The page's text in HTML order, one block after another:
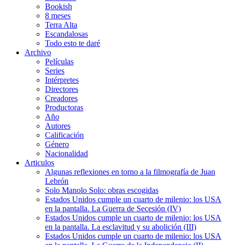
Bookish
8 meses
Terra Alta
Escandalosas
Todo esto te daré
Archivo
Películas
Series
Intérpretes
Directores
Creadores
Productoras
Año
Autores
Calificación
Género
Nacionalidad
Articulos
Algunas reflexiones en torno a la filmografía de Juan
Lebrón
Solo Manolo Solo: obras escogidas
Estados Unidos cumple un cuarto de milenio: los USA
en la pantalla. La Guerra de Secesión (IV)
Estados Unidos cumple un cuarto de milenio: los USA
en la pantalla. La esclavitud y su abolición (III)
Estados Unidos cumple un cuarto de milenio: los USA